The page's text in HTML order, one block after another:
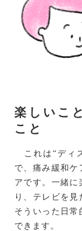
楽しいこ
こと
これは“ディ
で、痛み緩和ケ
アです。一緒に
り、テレビを見
そういった日常
できます。